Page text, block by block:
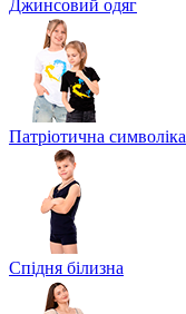
Джинсовий одяг
Патріотична символіка
Спідня білизна